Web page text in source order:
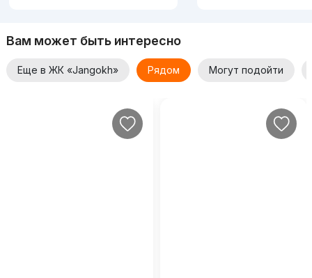
Вам может быть интересно
Еще в ЖК «Jangokh» Рядом Могут подойти